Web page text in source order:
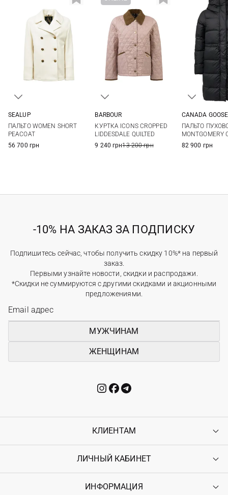
SEALUP
ПАЛЬТО WOMEN SHORT
PEACOAT
56 700 грн
BARBOUR
КУРТКА ICONS CROPPED
LIDDESDALE QUILTED
9 240 грн13 200 грн
XL
CANADA GOOSE
ПАЛЬТО
MONTGOMERY
82 900 грн
-10% НА ЗАКАЗ ЗА ПОДПИСКУ
Подпишитесь сейчас, чтобы получить скидку 10%* на первый
заказ.
Первыми узнайте новости, скидки и распродажи.
*Скидки не суммируются с другими скидками и акционными
предложениями.
МУЖЧИНАМ
ЖЕНЩИНАМ
КЛИЕНТАМ
Контакты
Возврат
ЛИЧНЫЙ КАБИНЕТ
Войти
ИНФОРМАЦИЯ